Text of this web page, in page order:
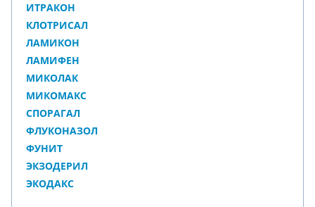
ИТРАКОН
КЛОТРИСАЛ
ЛАМИКОН
ЛАМИФЕН
МИКОЛАК
МИКОМАКС
СПОРАГАЛ
ФЛУКОНАЗОЛ
ФУНИТ
ЭКЗОДЕРИЛ
ЭКОДАКС